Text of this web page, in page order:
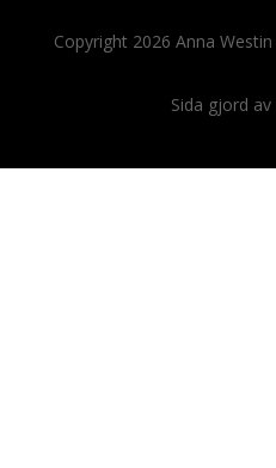
Copyright 2026 Anna Westin
Sida gjord av